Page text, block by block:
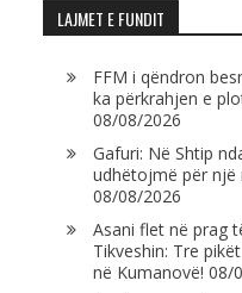
LAJMET E FUNDIT
FFM i qëndron
ka përkrahjen e
08/08/2026
Gafuri: Në Shtip
udhëtojmë për një
08/08/2026
Asani flet në prag
Tikveshin: Tre
në Kumanovë! 08/